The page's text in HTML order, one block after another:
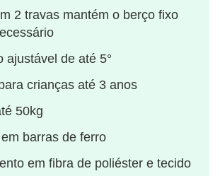
2 travas mantém o berço fixo
ajustável de até 5°
crianças até 3 anos
50kg
barras de ferro
em fibra de poliéster e tecido